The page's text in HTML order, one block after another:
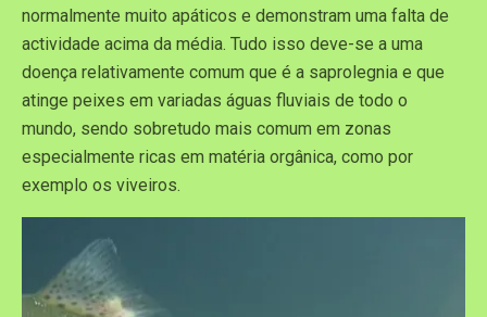
normalmente muito apáticos e demonstram uma falta de
actividade acima da média. Tudo isso deve-se a uma
doença relativamente comum que é a saprolegnia e que
atinge peixes em variadas águas fluviais de todo o
mundo, sendo sobretudo mais comum em zonas
especialmente ricas em matéria orgânica, como por
exemplo os viveiros.